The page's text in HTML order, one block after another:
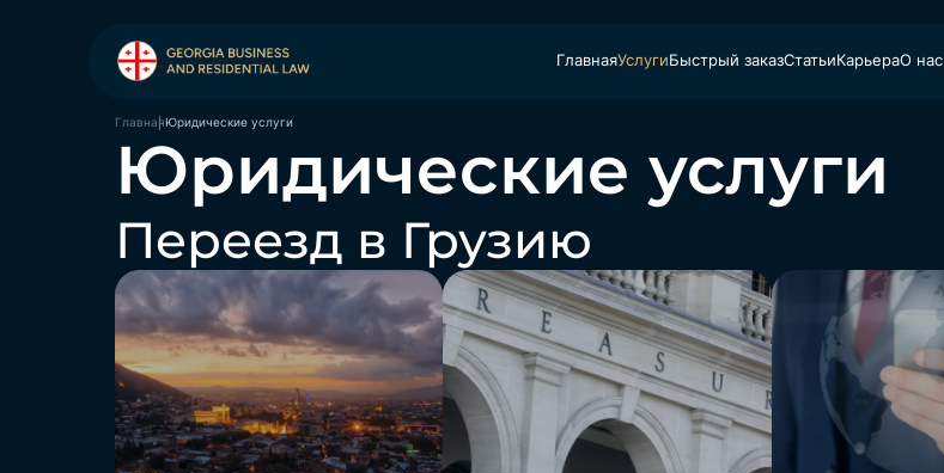
ГлавнаяУслугиБыстрый заказСтатьиКарьераО нас
ГлавнаяЮридические услуги
Юридические услуги
Переезд в Грузию